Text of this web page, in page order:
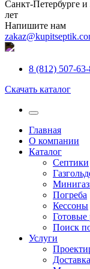
Санкт-Петербурге и
лет
Напишите нам
8 (812) 507-
Скачать каталог
Главная
О компании
Каталог
Септики
Погреба
Кессоны
Готовые
Поиск
Услуги